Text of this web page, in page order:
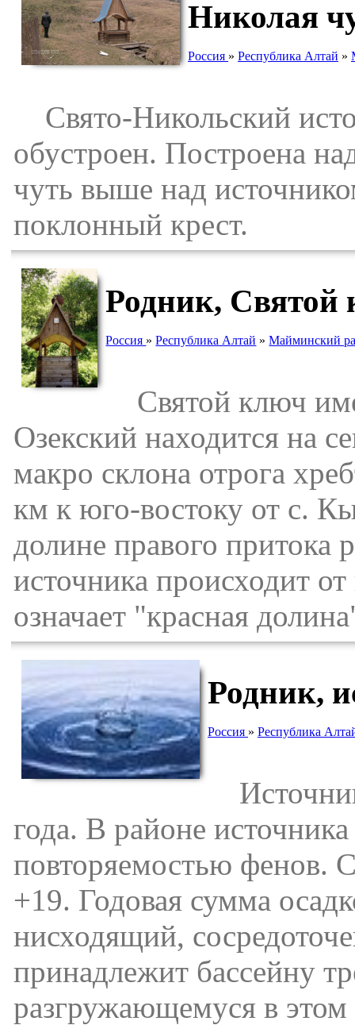
Николая
Россия » Республика Алтай »
Свято-Никольский
обустроен. Построена
чуть выше над
поклонный крест.
Родник,
Россия »Республика Алтай »Майминский
Святой ключ
Озекский находится на
макро склона отрога
км к юго-востоку от с.
долине правого
источника происходит
означает "красная
Родник,
Россия » Республика
года. В районе
повторяемостью фенов.
+19. Годовая сумма
нисходящий,
принадлежит бассейну
разгружающемуся в